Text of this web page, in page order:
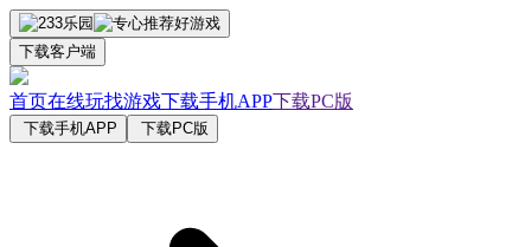
下载客户端
首页在线玩找游戏下载手机APP下载PC版
下载手机APP 下载PC版